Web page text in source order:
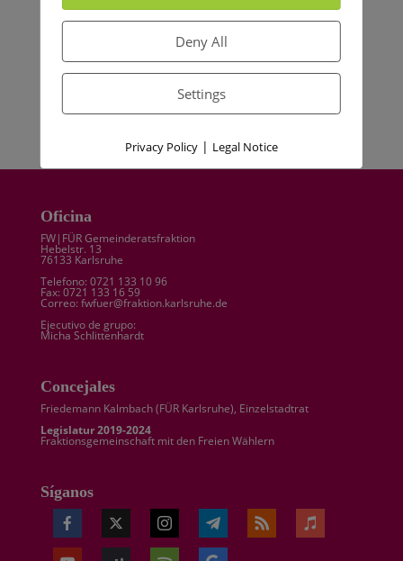
FÜR Karlsruhe begrüßt Verkauf städtischer
Immobilien – Langjährige Forderung wird umgesetzt
Bei der Südumfahrung in Hagsfeld: Eine riskante
Entscheidung gegen wirtschaftliche Vernunft und
ökologische Notwendigkeiten
Oficina
FW|FÜR Gemeinderatsfraktion
Hebelstr. 13
76133 Karlsruhe
Telefono: 0721 133 10 96
Fax: 0721 133 16 59
Correo: fwfuer@fraktion.karlsruhe.de
Ejecutivo de grupo:
Micha Schlittenhardt
Concejales
Friedemann Kalmbach (FÜR Karlsruhe), Einzelstadtrat
Legislatur 2019-2024
Fraktionsgemeinschaft mit den Freien Wählern
Síganos
Deny All
Settings
Privacy Policy| Legal Notice